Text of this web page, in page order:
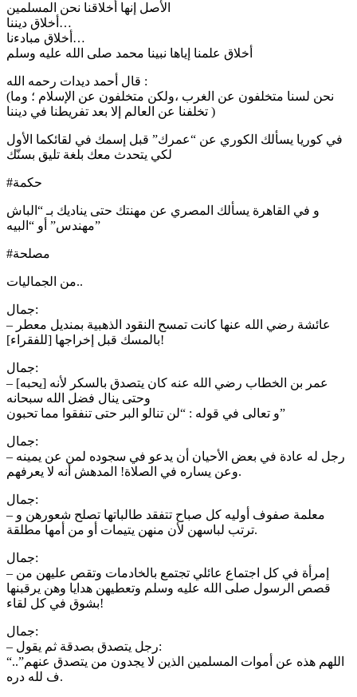
الأصل إنها أخلاقنا نحن المسلمين
أخلاق ديننا…
أخلاق مبادءنا…
أخلاق علمنا إياها نبينا محمد صلى الله عليه وسلم
قال أحمد ديدات رحمه الله :
(نحن لسنا متخلفون عن الغرب ،ولكن متخلفون عن الإسلام ؛ وما
تخلفنا عن العالم إلا بعد تفريطنا في ديننا )
في كوريا يسألك الكوري عن “عمرك” قبل إسمك في لقائكما الأول
لكي يتحدث معك بلغة تليق بسنّك
#حكمة
و في القاهرة يسألك المصري عن مهنتك حتى يناديك بـ “الباش
مهندس” أو “البيه”
#مصلحة
من الجماليات..
جمال:
– عائشة رضي الله عنها كانت تمسح النقود الذهبية بمنديل معطر
بالمسك قبل إخراجها [للفقراء]!
جمال:
– عمر بن الخطاب رضي الله عنه كان يتصدق بالسكر لأنه [يحبه]
وحتى ينال فضل الله سبحانه
و تعالى في قوله : “لن تنالو البر حتى تنفقوا مما تحبون”
جمال:
– رجل له عادة في بعض الأحيان أن يدعو في سجوده لمن عن يمينه
وعن يساره في الصلاة! المدهش أنه لا يعرفهم.
جمال:
– معلمة صفوف أوليه كل صباح تتفقد طالباتها تصلح شعورهن و
ترتب لباسهن لأن منهن يتيمات أو من أمها مطلقة.
جمال:
– إمرأة في كل اجتماع عائلي تجتمع بالخادمات وتقص عليهن من
قصص الرسول صلى الله عليه وسلم وتعطيهن هدايا وهن يرقبنها
بشوق في كل لقاء!
جمال:
– رجل يتصدق بصدقة ثم يقول:
“اللهم هذه عن أموات المسلمين الذين لا يجدون من يتصدق عنهم”..
ف لله دره.